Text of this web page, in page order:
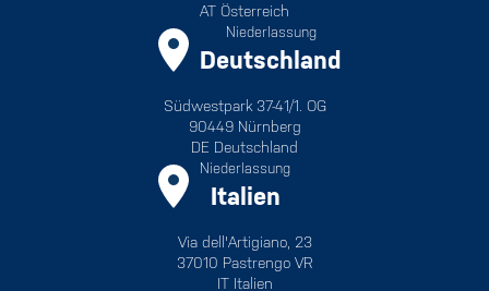
AT Österreich
Niederlassung
Deutschland
Südwestpark 37-41/1. OG
90449 Nürnberg
DE Deutschland
Niederlassung
Italien
Via dell'Artigiano, 23
37010 Pastrengo VR
IT Italien